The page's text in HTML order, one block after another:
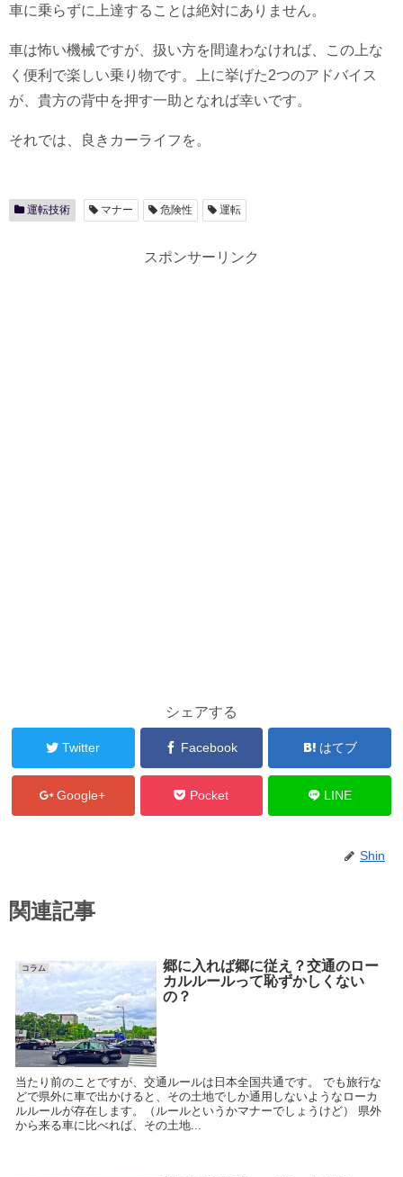
車に乗らずに上達することは絶対にありません。
車は怖い機械ですが、扱い方を間違わなければ、この上な
く便利で楽しい乗り物です。上に挙げた2つのアドバイス
が、貴方の背中を押す一助となれば幸いです。
それでは、良きカーライフを。
運転技術 マナー 危険性 運転
スポンサーリンク
シェアする
Twitter Facebook はてブ
Google+ Pocket LINE
Shin
関連記事
コラム
郷に入れば郷に従え？交通のロー
カルルールって恥ずかしくない
の？
当たり前のことですが、交通ルールは日本全国共通です。 でも旅行な
どで県外に車で出かけると、その土地でしか通用しないようなローカ
ルルールが存在します。（ルールというかマナーでしょうけど） 県外
から来る車に比べれば、その土地...